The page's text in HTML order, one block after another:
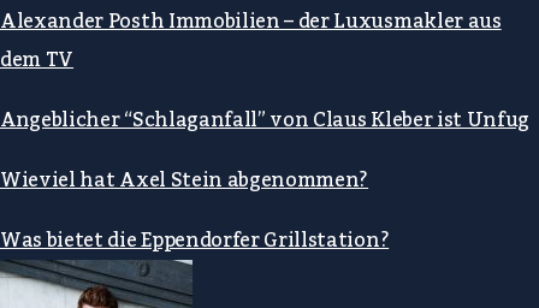
Alexander Posth Immobilien – der Luxusmakler aus
dem TV
Angeblicher “Schlaganfall” von Claus Kleber ist Unfug
Wieviel hat Axel Stein abgenommen?
Was bietet die Eppendorfer Grillstation?